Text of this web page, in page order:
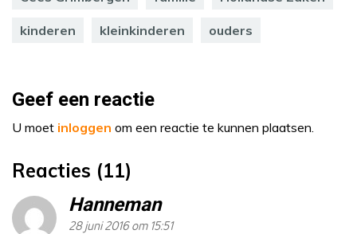
kinderen kleinkinderen ouders
Geef een reactie
U moet inloggen om een reactie te kunnen plaatsen.
Reacties (11)
Hanneman
28 juni 2016 om 15:51